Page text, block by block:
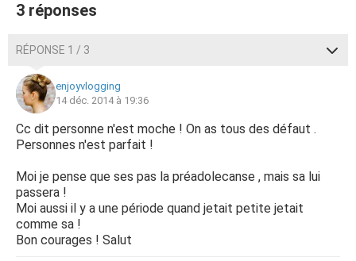
3 réponses
RÉPONSE 1 / 3
enjoyvlogging
14 déc. 2014 à 19:36
Cc dit personne n'est moche ! On as tous des défaut .
Personnes n'est parfait !
Moi je pense que ses pas la préadolecanse , mais sa lui
passera !
Moi aussi il y a une période quand jetait petite jetait
comme sa !
Bon courages ! Salut